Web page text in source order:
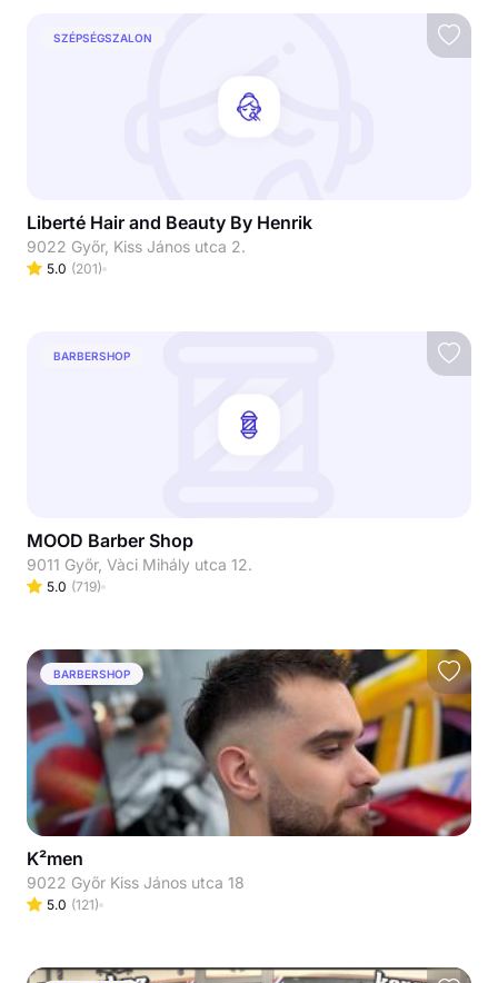
SZÉPSÉGSZALON
Liberté Hair and Beauty By Henrik
9022 Győr, Kiss János utca 2.
5.0 (201)
BARBERSHOP
MOOD Barber Shop
9011 Győr, Vàci Mihály utca 12.
5.0 (719)
BARBERSHOP
K²men
9022 Győr Kiss János utca 18
5.0 (121)